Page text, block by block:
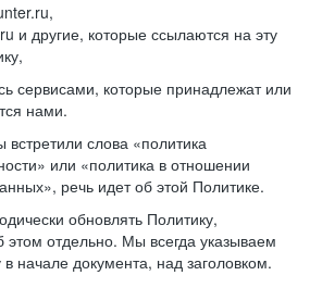
и другие, которые ссылаются на эту
сервисами, которые принадлежат или
нами.
встретили слова «политика
или «политика в отношении
речь идет об этой Политике.
обновлять Политику,
этом отдельно. Мы всегда указываем
в начале документа, над заголовком.